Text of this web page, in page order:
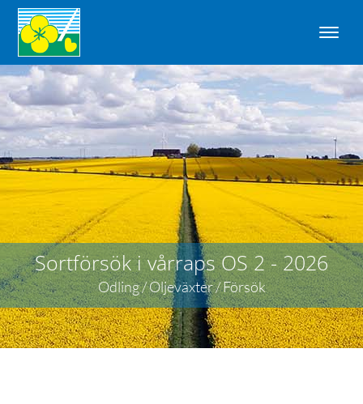
Sortförsök i vårraps OS 2 - 2026
Odling / Oljeväxter / Försök